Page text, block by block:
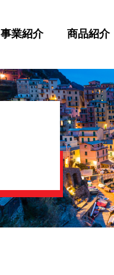
事業紹介 商品紹介